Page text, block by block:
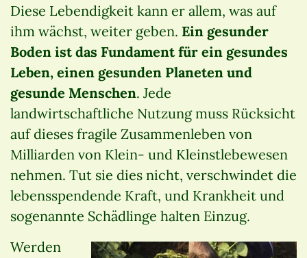
Diese Lebendigkeit kann er allem, was auf
ihm wächst, weiter geben. Ein gesunder
Boden ist das Fundament für ein gesundes
Leben, einen gesunden Planeten und
gesunde Menschen. Jede
landwirtschaftliche Nutzung muss Rücksicht
auf dieses fragile Zusammenleben von
Milliarden von Klein- und Kleinstlebewesen
nehmen. Tut sie dies nicht, verschwindet die
lebensspendende Kraft, und Krankheit und
sogenannte Schädlinge halten Einzug.
Werden